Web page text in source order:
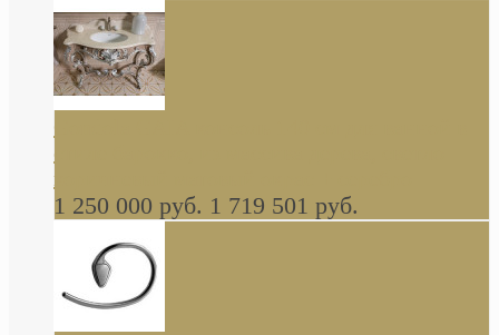
стиле барокко, из массива дерева, светло
коричневый матовый окрас + серебро
1 250 000 руб. 1 719 501 руб.